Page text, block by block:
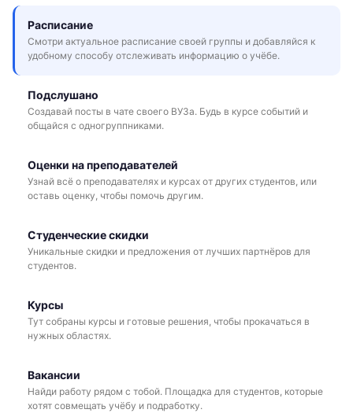
Расписание
Смотри актуальное расписание своей группы и добавляйся к
удобному способу отслеживать информацию о учёбе.
Подслушано
Создавай посты в чате своего ВУЗа. Будь в курсе событий и
общайся с одногруппниками.
Оценки на преподавателей
Узнай всё о преподавателях и курсах от других студентов, или
оставь оценку, чтобы помочь другим.
Студенческие скидки
Уникальные скидки и предложения от лучших партнёров для
студентов.
Курсы
Тут собраны курсы и готовые решения, чтобы прокачаться в
нужных областях.
Вакансии
Найди работу рядом с тобой. Площадка для студентов, которые
хотят совмещать учёбу и подработку.